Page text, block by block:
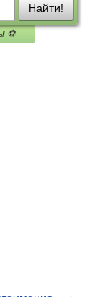
Найти!
⚽